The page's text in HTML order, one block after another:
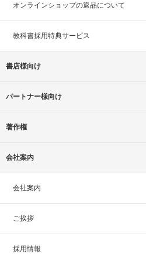
オンラインショップの返品について
教科書採用特典サービス
書店様向け
パートナー様向け
著作権
会社案内
会社案内
ご挨拶
採用情報